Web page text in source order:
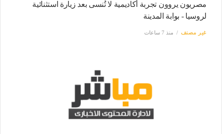
مصريون يروون تجربة أكاديمية لا تُنسى بعد زيارة استثنائية
لروسيا - بوابة المدينة
غير مصنف منذ 7 ساعات